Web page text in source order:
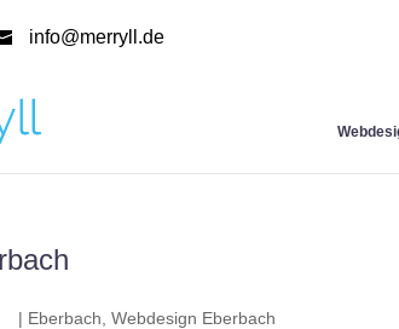
info@merryll.de
| Eberbach ,Webdesign Eberbach